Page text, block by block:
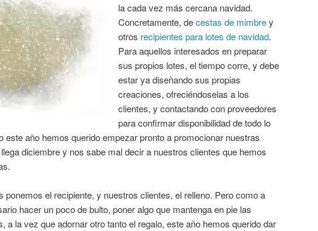
la cada vez más cercana navidad.
Concretamente, decestas de mimbrey
otros recipientes para lotes de navidad.
Para aquellos interesados en preparar
sus propios lotes, el tiempo corre, y debe
estar ya diseñando sus propias
creaciones, ofreciéndoselas a los
clientes, y contactando con proveedores
para confirmar disponibilidad de todo lo
este año hemos querido empezar pronto a promocionar nuestras
diciembre y nos sabe maldecir a nuestros clientes que hemos
ponemos el recipiente, y nuestros clientes, el relleno. Pero como a
hacer un poco de bulto, poner algo que mantenga en pie las
a la vez que adornar otro tanto el regalo, este año hemos querido dar